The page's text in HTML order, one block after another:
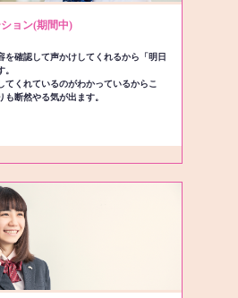
ョン(期間中)
を確認して声かけしてくれるから「明日
てくれているのがわかっているからこ
断然やる気が出ます。